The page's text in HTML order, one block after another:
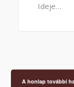
Ideje…
A honlap további